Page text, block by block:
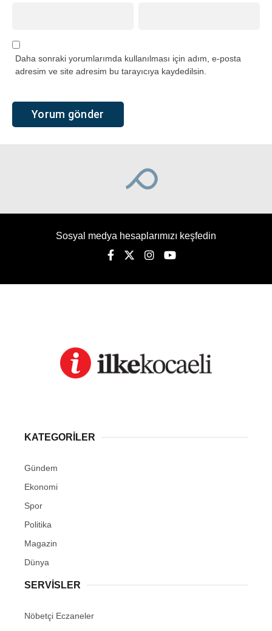
Daha sonraki yorumlarımda kullanılması için adım, e-posta
adresim ve site adresim bu tarayıcıya kaydedilsin.
Piramitlerin yasaklı zirvesi
ilk kez bu kadar net
görüntülendi. Kareler, geçmişte zirveye çıkan
ziyaretçilerin taşlara kazıdığı isimleri, tarihleri ve
Giriş: 06-08-2026 10:30